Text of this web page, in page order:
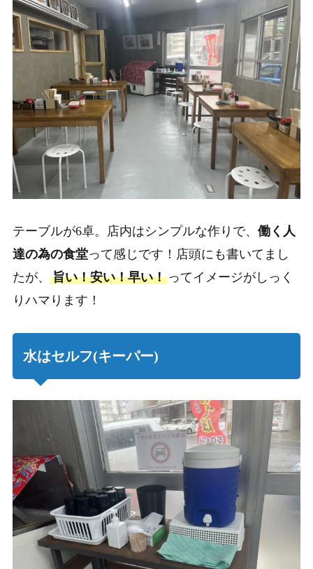
テーブルが6卓。店内はシンプルな作りで、 働く人
達の為の食堂って感じです！店頭にも書いてまし
たが、
旨い！安い！早い！ってイメージがしっく
りハマります！
水はセルフ(キーパー)